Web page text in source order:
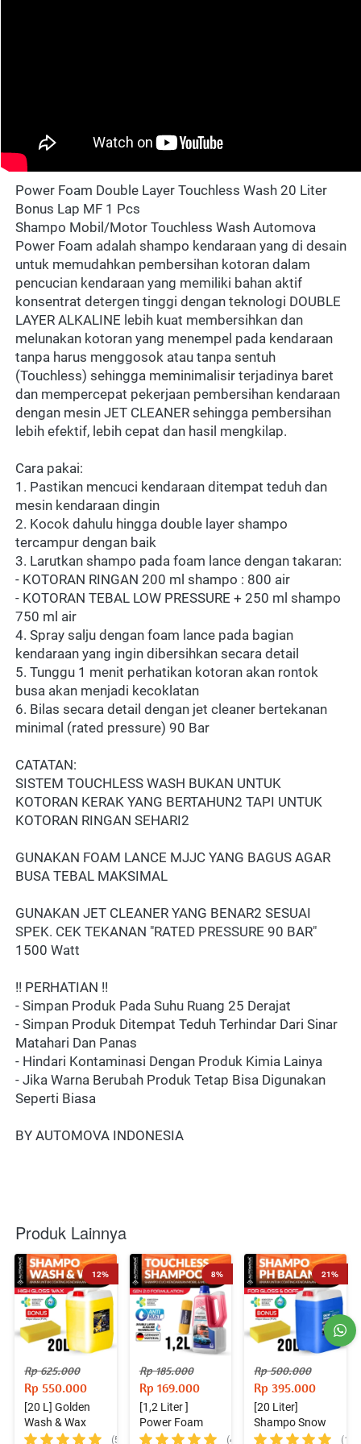
Power Foam Double Layer Touchless Wash 20 Liter
Bonus Lap MF 1 Pcs
Shampo Mobil/Motor Touchless Wash Automova
Power Foam adalah shampo kendaraan yang di desain
untuk memudahkan pembersihan kotoran dalam
pencucian kendaraan yang memiliki bahan aktif
konsentrat detergen tinggi dengan teknologi DOUBLE
LAYER ALKALINE lebih kuat membersihkan dan
melunakan kotoran yang menempel pada kendaraan
tanpa harus menggosok atau tanpa sentuh
(Touchless) sehingga meminimalisir terjadinya baret
dan mempercepat pekerjaan pembersihan kendaraan
dengan mesin JET CLEANER sehingga pembersihan
lebih efektif, lebih cepat dan hasil mengkilap.
Cara pakai:
1. Pastikan mencuci kendaraan ditempat teduh dan
mesin kendaraan dingin
2. Kocok dahulu hingga double layer shampo
tercampur dengan baik
3. Larutkan shampo pada foam lance dengan takaran:
- KOTORAN RINGAN 200 ml shampo : 800 air
- KOTORAN TEBAL LOW PRESSURE + 250 ml shampo
750 ml air
4. Spray salju dengan foam lance pada bagian
kendaraan yang ingin dibersihkan secara detail
5. Tunggu 1 menit perhatikan kotoran akan rontok
busa akan menjadi kecoklatan
6. Bilas secara detail dengan jet cleaner bertekanan
minimal (rated pressure) 90 Bar
CATATAN:
SISTEM TOUCHLESS WASH BUKAN UNTUK
KOTORAN KERAK YANG BERTAHUN2 TAPI UNTUK
KOTORAN RINGAN SEHARI2
GUNAKAN FOAM LANCE MJJC YANG BAGUS AGAR
BUSA TEBAL MAKSIMAL
GUNAKAN JET CLEANER YANG BENAR2 SESUAI
SPEK. CEK TEKANAN "RATED PRESSURE 90 BAR"
1500 Watt
!! PERHATIAN !!
- Simpan Produk Pada Suhu Ruang 25 Derajat
- Simpan Produk Ditempat Teduh Terhindar Dari Sinar
Matahari Dan Panas
- Hindari Kontaminasi Dengan Produk Kimia Lainya
- Jika Warna Berubah Produk Tetap Bisa Digunakan
Seperti Biasa
BY AUTOMOVA INDONESIA
Produk Lainnya
Rp 625.000
Rp 550.000
[20 L] Golden
Wash & Wax
Bonus Spons
(5)
12%
Rp 185.000
Rp 169.000
[1,2 Liter ]
Power Foam
Double Layer
(4)
8%
Rp 500.000
Rp 395.000
[20 Liter]
Shampo Snow
Wash pH
(11)
21%